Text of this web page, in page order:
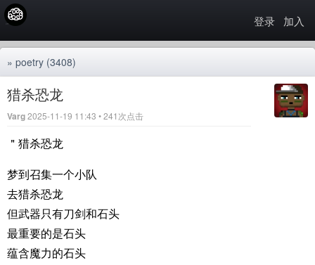
登录 加入
» poetry (3408)
猎杀恐龙
Varg2025-11-19 11:43 • 241次点击
＂猎杀恐龙
梦到召集一个小队
去猎杀恐龙
但武器只有刀剑和石头
最重要的是石头
蕴含魔力的石头